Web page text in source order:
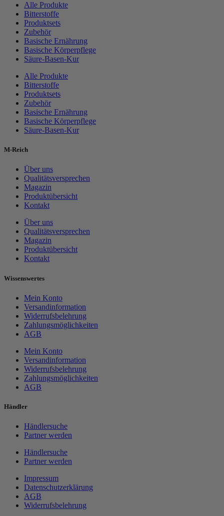
Alle Produkte
Bitterstoffe
Produktsets
Zubehör
Basische Ernährung
Basische Körperpflege
Säure-Basen-Kur
Alle Produkte
Bitterstoffe
Produktsets
Zubehör
Basische Ernährung
Basische Körperpflege
Säure-Basen-Kur
M-Reich
Über uns
Qualitätsversprechen
Magazin
Produktübersicht
Kontakt
Über uns
Qualitätsversprechen
Magazin
Produktübersicht
Kontakt
Wissenswertes
Mein Konto
Versandinformation
Widerrufsbelehrung
Zahlungsmöglichkeiten
AGB
Mein Konto
Versandinformation
Widerrufsbelehrung
Zahlungsmöglichkeiten
AGB
Händler
Händlersuche
Partner werden
Händlersuche
Partner werden
Impressum
Datenschutzerklärung
AGB
Widerrufsbelehrung